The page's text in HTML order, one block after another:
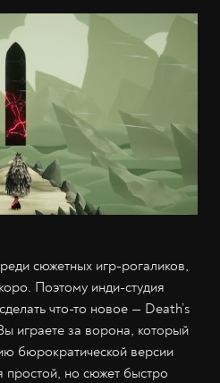
сюжетных игр-рогаликов,
Поэтому инди-студия
что-то новое — Death’s
играете за ворона, который
бюрократической версии
простой, но сюжет быстро